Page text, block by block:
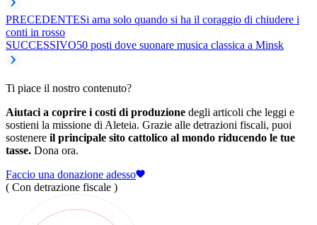
PRECEDENTESi ama solo quando si ha il coraggio di chiudere i
conti in rosso
SUCCESSIVO50 posti dove suonare musica classica a Minsk
Ti piace il nostro contenuto?
Aiutaci a coprire i costi di produzione degli articoli che leggi e
sostieni la missione di Aleteia. Grazie alle detrazioni fiscali, puoi
sostenere il principale sito cattolico al mondo riducendo le tue
tasse. Dona ora.
Faccio una donazione adesso
( Con detrazione fiscale )